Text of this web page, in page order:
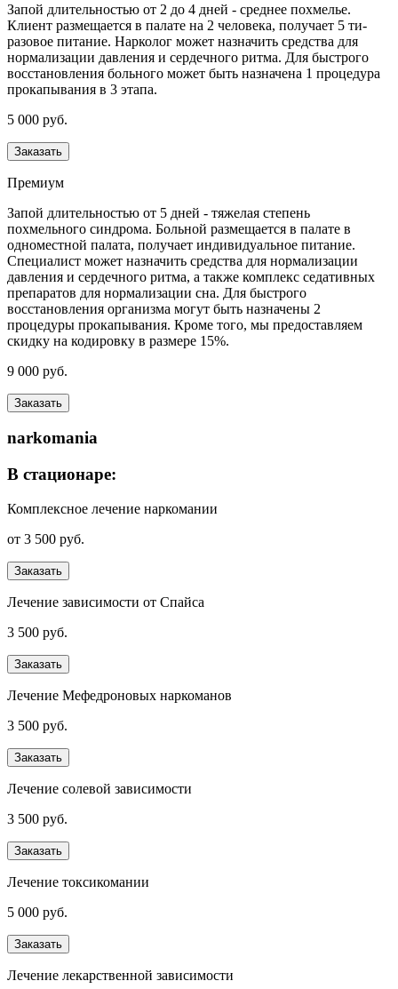
Запой длительностью от 2 до 4 дней - среднее похмелье.
Клиент размещается в палате на 2 человека, получает 5 ти-
разовое питание. Нарколог может назначить средства для
нормализации давления и сердечного ритма. Для быстрого
восстановления больного может быть назначена 1 процедура
прокапывания в 3 этапа.
5 000 руб.
Заказать
Премиум
Запой длительностью от 5 дней - тяжелая степень
похмельного синдрома. Больной размещается в палате в
одноместной палата, получает индивидуальное питание.
Специалист может назначить средства для нормализации
давления и сердечного ритма, а также комплекс седативных
препаратов для нормализации сна. Для быстрого
восстановления организма могут быть назначены 2
процедуры прокапывания. Кроме того, мы предоставляем
скидку на кодировку в размере 15%.
9 000 руб.
Заказать
narkomania
В стационаре:
Комплексное лечение наркомании
от 3 500 руб.
Заказать
Лечение зависимости от Спайса
3 500 руб.
Заказать
Лечение Мефедроновых наркоманов
3 500 руб.
Заказать
Лечение солевой зависимости
3 500 руб.
Заказать
Лечение токсикомании
5 000 руб.
Заказать
Лечение лекарственной зависимости